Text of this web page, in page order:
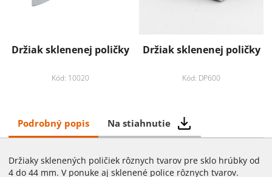
Držiak sklenenej poličky
Kód: 10020
Držiak sklenenej poličky
Kód: DP600
Podrobný popis Na stiahnutie
Držiaky sklenených poličiek rôznych tvarov pre sklo hrúbky od
4 do 44 mm. V ponuke aj sklenené police rôznych tvarov.